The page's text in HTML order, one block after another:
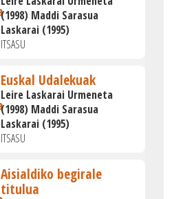
(1998) Maddi Sarasua
Laskarai (1995)
ITSASU
Euskal Udalekuak
Leire Laskarai Urmeneta
(1998) Maddi Sarasua
Laskarai (1995)
ITSASU
Aisialdiko begirale
titulua